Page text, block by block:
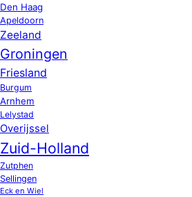
Den Haag
Apeldoorn
Zeeland
Groningen
Friesland
Burgum
Arnhem
Lelystad
Overijssel
Zuid-Holland
Zutphen
Sellingen
Eck en Wiel